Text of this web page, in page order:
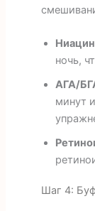
ночь,
АГА/
минут
Шаг 4: